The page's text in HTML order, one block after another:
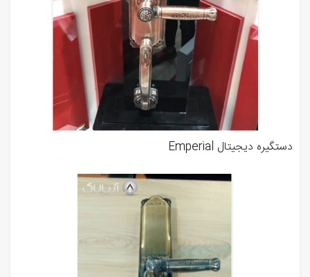
دستگیره دیجیتال Emperial